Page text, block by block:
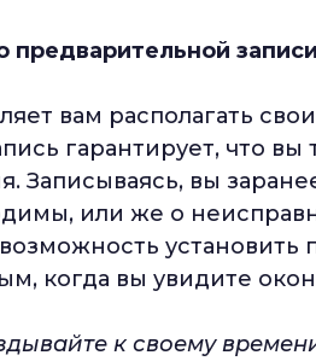
записи
вам располагать
гарантирует, что
Записываясь, вы
или же о
когда вы увидите
к своему